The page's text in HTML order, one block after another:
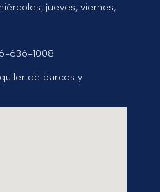
jueves, viernes,
636-1008
de barcos y